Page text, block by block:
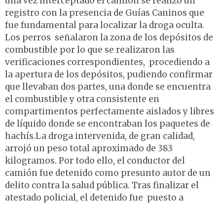
registro con la presencia de Guías Caninos que
fue fundamental para localizar la droga oculta.
Los perros señalaron la zona de los depósitos de
combustible por lo que se realizaron las
verificaciones correspondientes, procediendo a
la apertura de los depósitos, pudiendo confirmar
que llevaban dos partes, una donde se encuentra
el combustible y otra consistente en
compartimentos perfectamente aislados y libres
de líquido donde se encontraban los paquetes de
hachís.La droga intervenida, de gran calidad,
arrojó un peso total aproximado de 383
kilogramos. Por todo ello, el conductor del
camión fue detenido como presunto autor de un
delito contra la salud pública. Tras finalizar el
atestado policial, el detenido fue puesto a